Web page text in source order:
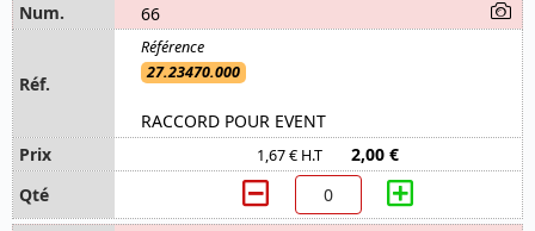
66
27.23470.000
RACCORD POUR EVENT
1,67 € H.T 2,00 €